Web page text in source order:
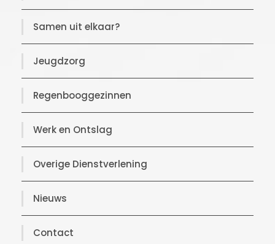
Samen uit elkaar?
Jeugdzorg
Regenbooggezinnen
Werk en Ontslag
Overige Dienstverlening
Nieuws
Contact